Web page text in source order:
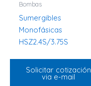
Bombas
Sumergibles
Monofásicas
HSZ2.4S/3.75S
Solicitar cotización
via e-mail